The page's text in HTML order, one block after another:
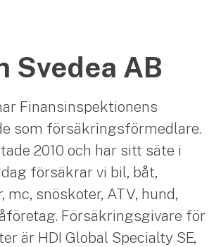
Svedea AB
Finansinspektionens
som försäkringsförmedlare.
2010 och har sitt säte i
försäkrar vi bil, båt,
mc, snöskoter, ATV, hund,
Försäkringsgivare för
är HDI Global Specialty SE,